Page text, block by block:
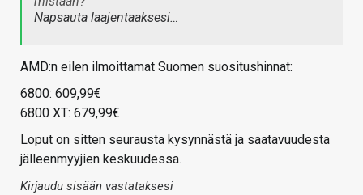
Napsauta laajentaaksesi…
AMD:n eilen ilmoittamat Suomen suositushinnat:
6800: 609,99€
6800 XT: 679,99€
Loput on sitten seurausta kysynnästä ja saatavuudesta
jälleenmyyjien keskuudessa.
Kirjaudu sisään vastataksesi